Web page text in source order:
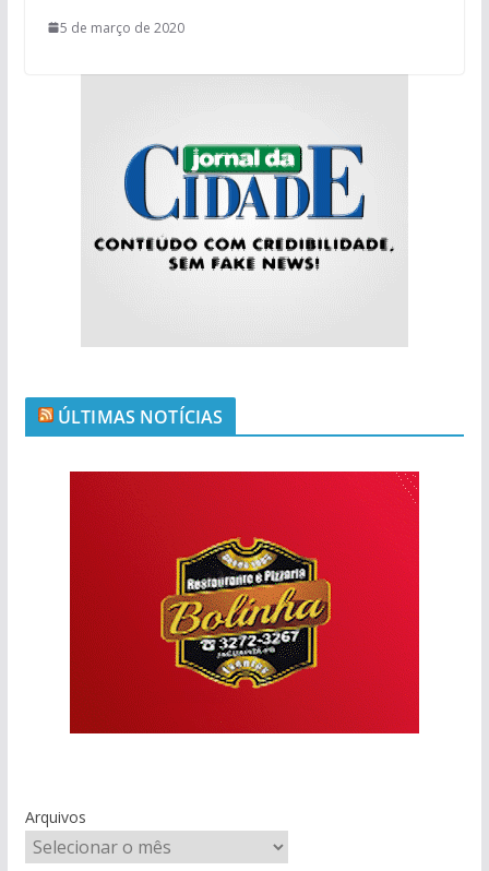
5 de março de 2020
ÚLTIMAS NOTÍCIAS
Arquivos